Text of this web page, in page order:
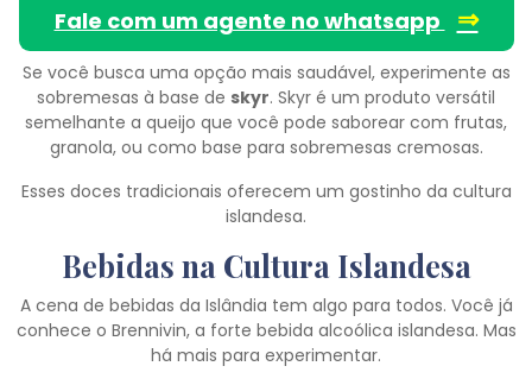
Fale com um agente no whatsapp ⇒
Se você busca uma opção mais saudável, experimente as
sobremesas à base de skyr. Skyr é um produto versátil
semelhante a queijo que você pode saborear com frutas,
granola, ou como base para sobremesas cremosas.
Esses doces tradicionais oferecem um gostinho da cultura
islandesa.
Bebidas na Cultura Islandesa
A cena de bebidas da Islândia tem algo para todos. Você já
conhece o Brennivin, a forte bebida alcoólica islandesa. Mas
há mais para experimentar.